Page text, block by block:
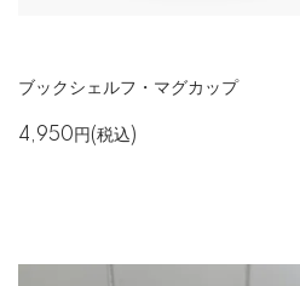
ブックシェルフ・マグカップ
4,950円(税込)